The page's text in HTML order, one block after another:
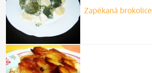
Zapékaná brokolice